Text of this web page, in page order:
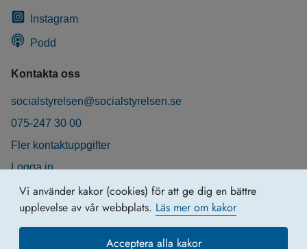
Vi använder kakor (cookies) för att ge dig en bättre
upplevelse av vår webbplats. Läs mer om kakor
Acceptera alla kakor
Instagram
Podd
Kontakta oss
socialstyrelsen@socialstyrelsen.se
075-247 30 00
Fler kontaktuppgifter
Logga in
Behandling av personuppgifter